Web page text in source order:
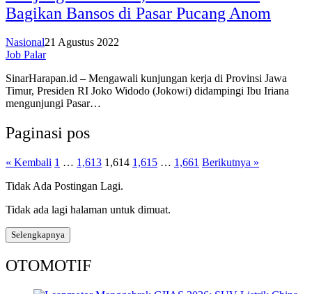
Bagikan Bansos di Pasar Pucang Anom
Nasional21 Agustus 2022
Job Palar
SinarHarapan.id – Mengawali kunjungan kerja di Provinsi Jawa
Timur, Presiden RI Joko Widodo (Jokowi) didampingi Ibu Iriana
mengunjungi Pasar…
Paginasi pos
« Kembali 1 … 1,613 1,614 1,615 … 1,661 Berikutnya »
Tidak Ada Postingan Lagi.
Tidak ada lagi halaman untuk dimuat.
Selengkapnya
OTOMOTIF